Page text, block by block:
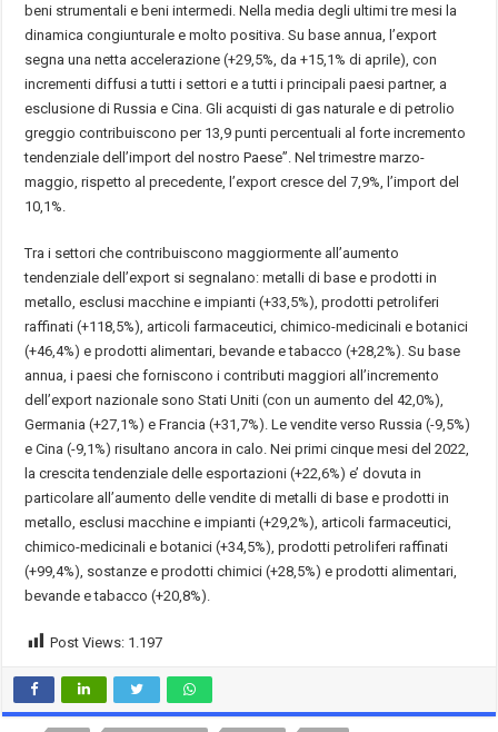
beni strumentali e beni intermedi. Nella media degli ultimi tre mesi la
dinamica congiunturale e molto positiva. Su base annua, l’export
segna una netta accelerazione (+29,5%, da +15,1% di aprile), con
incrementi diffusi a tutti i settori e a tutti i principali paesi partner, a
esclusione di Russia e Cina. Gli acquisti di gas naturale e di petrolio
greggio contribuiscono per 13,9 punti percentuali al forte incremento
tendenziale dell’import del nostro Paese”. Nel trimestre marzo-
maggio, rispetto al precedente, l’export cresce del 7,9%, l’import del
10,1%.
Tra i settori che contribuiscono maggiormente all’aumento
tendenziale dell’export si segnalano: metalli di base e prodotti in
metallo, esclusi macchine e impianti (+33,5%), prodotti petroliferi
raffinati (+118,5%), articoli farmaceutici, chimico-medicinali e botanici
(+46,4%) e prodotti alimentari, bevande e tabacco (+28,2%). Su base
annua, i paesi che forniscono i contributi maggiori all’incremento
dell’export nazionale sono Stati Uniti (con un aumento del 42,0%),
Germania (+27,1%) e Francia (+31,7%). Le vendite verso Russia (-9,5%)
e Cina (-9,1%) risultano ancora in calo. Nei primi cinque mesi del 2022,
la crescita tendenziale delle esportazioni (+22,6%) e’ dovuta in
particolare all’aumento delle vendite di metalli di base e prodotti in
metallo, esclusi macchine e impianti (+29,2%), articoli farmaceutici,
chimico-medicinali e botanici (+34,5%), prodotti petroliferi raffinati
(+99,4%), sostanze e prodotti chimici (+28,5%) e prodotti alimentari,
bevande e tabacco (+20,8%).
Post Views: 1.197